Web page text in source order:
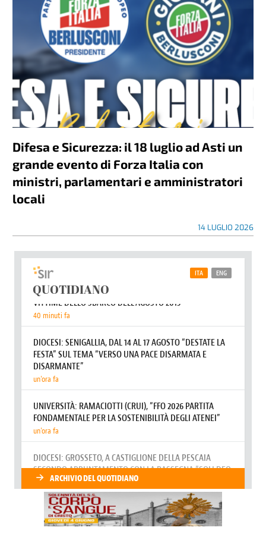
Difesa e Sicurezza: il 18 luglio ad Asti un
grande evento di Forza Italia con
ministri, parlamentari e amministratori
locali
14 LUGLIO 2026